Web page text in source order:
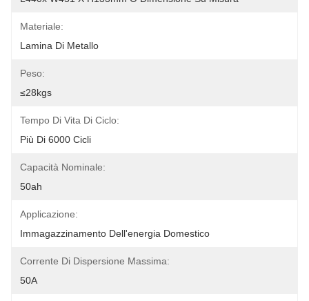
Materiale:
Lamina Di Metallo
Peso:
≤28kgs
Tempo Di Vita Di Ciclo:
Più Di 6000 Cicli
Capacità Nominale:
50ah
Applicazione:
Immagazzinamento Dell'energia Domestico
Corrente Di Dispersione Massima:
50A